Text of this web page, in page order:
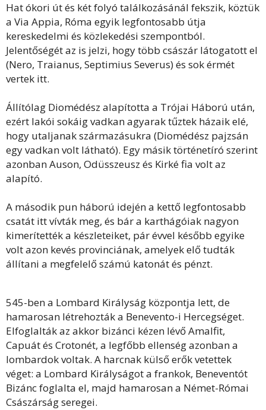
Hat ókori út és két folyó találkozásánál fekszik, köztük
a Via Appia, Róma egyik legfontosabb útja
kereskedelmi és közlekedési szempontból.
Jelentőségét az is jelzi, hogy több császár látogatott el
(Nero, Traianus, Septimius Severus) és sok érmét
vertek itt.
Állítólag Diomédész alapította a Trójai Háború után,
ezért lakói sokáig vadkan agyarak tűztek házaik elé,
hogy utaljanak származásukra (Diomédész pajzsán
egy vadkan volt látható). Egy másik történetíró szerint
azonban Auson, Odüsszeusz és Kirké fia volt az
alapító.
A második pun háború idején a kettő legfontosabb
csatát itt vívták meg, és bár a karthágóiak nagyon
kimerítették a készleteiket, pár évvel később egyike
volt azon kevés provinciának, amelyek elő tudták
állítani a megfelelő számú katonát és pénzt.
545-ben a Lombard Királyság központja lett, de
hamarosan létrehozták a Benevento-i Hercegséget.
Elfoglalták az akkor bizánci kézen lévő Amalfit,
Capuát és Crotonét, a legfőbb ellenség azonban a
lombardok voltak. A harcnak külső erők vetettek
véget: a Lombard Királyságot a frankok, Beneventót
Bizánc foglalta el, majd hamarosan a Német-Római
Császárság seregei.